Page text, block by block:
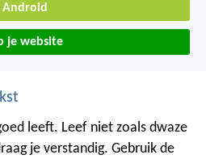
Android
je website
leeft. Leef niet zoals dwaze
je verstandig. Gebruik de